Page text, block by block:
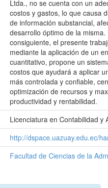
Ltda., no se cuenta con un
costos y gastos, lo que causa
de información substancial,
desarrollo óptimo de la misma.
consiguiente, el presente
mediante la aplicación de un
cuantitativo, propone un
costos que ayudará a aplicar
más controlada y confiable,
optimización de recursos y
productividad y rentabilidad.
Licenciatura en Contabilidad y
http://dspace.uazuay.edu.ec/
Facultad de Ciencias de la